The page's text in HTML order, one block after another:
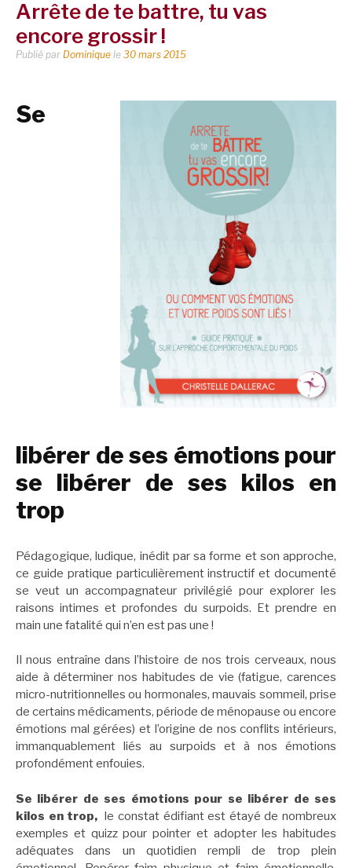
Arrête de te battre, tu vas
encore grossir !
Publié par Dominique le 30 mars 2015
Se
libérer de ses émotions pour
se libérer de ses kilos en
trop
Pédagogique, ludique, inédit par sa forme et son approche,
ce guide pratique particulièrement instructif et documenté
se veut un accompagnateur privilégié pour explorer les
raisons intimes et profondes du surpoids. Et prendre en
main une fatalité qui n’en est pas une !
Il nous entraîne dans l’histoire de nos trois cerveaux, nous
aide à déterminer nos habitudes de vie (fatigue, carences
micro-nutritionnelles ou hormonales, mauvais sommeil, prise
de certains médicaments, période de ménopause ou encore
émotions mal gérées) et l’origine de nos conflits intérieurs,
immanquablement liés au surpoids et à nos émotions
profondément enfouies.
Se libérer de ses émotions pour se libérer de ses
kilos en trop, le constat édifiant est étayé de nombreux
exemples et quizz pour pointer et adopter les habitudes
adéquates dans un quotidien rempli de trop plein